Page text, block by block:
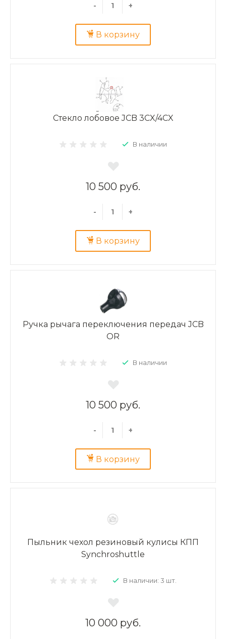
- +
В корзину
Стекло лобовое JCB 3CX/4CX
В наличии
10 500 руб.
- +
В корзину
Ручка рычага переключения передач JCB
OR
В наличии
10 500 руб.
- +
В корзину
Пыльник чехол резиновый кулисы КПП
Synchroshuttle
В наличии: 3 шт.
10 000 руб.